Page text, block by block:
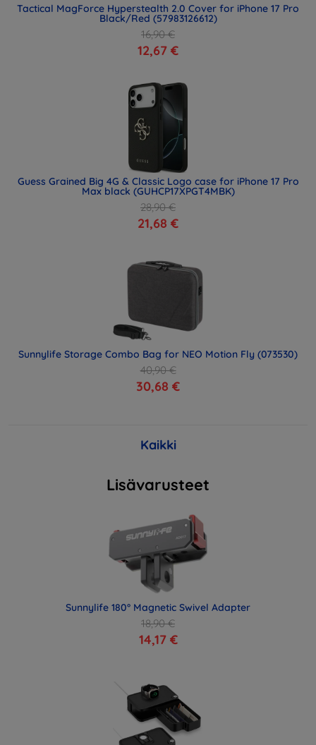
Tactical MagForce Hyperstealth 2.0 Cover for iPhone 17 Pro
Black/Red (57983126612)
16,90 €
12,67 €
Guess Grained Big 4G & Classic Logo case for iPhone 17 Pro
Max black (GUHCP17XPGT4MBK)
28,90 €
21,68 €
Sunnylife Storage Combo Bag for NEO Motion Fly (073530)
40,90 €
30,68 €
Kaikki
Lisävarusteet
Sunnylife 180° Magnetic Swivel Adapter
18,90 €
14,17 €